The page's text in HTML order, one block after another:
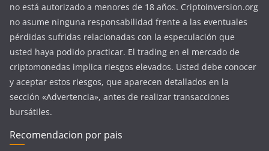
no está autorizado a menores de 18 años. Criptoinversion.org
no asume ninguna responsabilidad frente a las eventuales
pérdidas sufridas relacionadas con la especulación que
usted haya podido practicar. El trading en el mercado de
criptomonedas implica riesgos elevados. Usted debe conocer
y aceptar estos riesgos, que aparecen detallados en la
sección «Advertencia», antes de realizar transacciones
bursátiles.
Recomendacion por pais